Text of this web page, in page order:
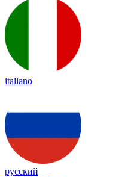
italiano
русский